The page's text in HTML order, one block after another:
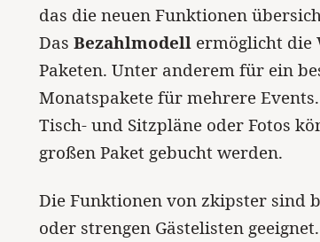
das die neuen Funktionen
Das Bezahlmodell ermöglicht die
Paketen. Unter anderem für ein
Monatspakete für mehrere
Tisch- und Sitzpläne oder Fotos
großen Paket gebucht werden.
Die Funktionen von zkipster sind
oder strengen Gästelisten